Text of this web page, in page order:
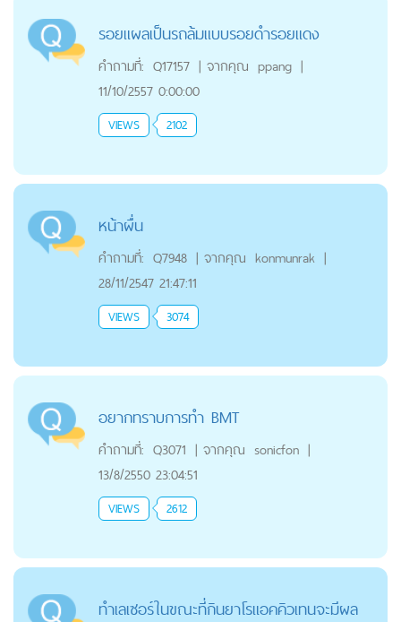
รอยแผลเป็นรถล้มแบบรอยดำรอยแดง
คำถามที่: Q17157 | จากคุณ ppang |
11/10/2557 0:00:00
VIEWS 2102
หน้าผื่น
คำถามที่: Q7948 | จากคุณ konmunrak |
28/11/2547 21:47:11
VIEWS 3074
อยากทราบการทำ BMT
คำถามที่: Q3071 | จากคุณ sonicfon |
13/8/2550 23:04:51
VIEWS 2612
ทำเลเซอร์ในขณะที่กินยาโรแอคคิวเทนจะมีผล